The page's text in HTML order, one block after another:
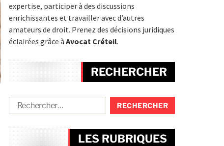
expertise, participer à des discussions
enrichissantes et travailler avec d’autres
amateurs de droit. Prenez des décisions juridiques
éclairées grâce à Avocat Créteil.
RECHERCHER
LES RUBRIQUES